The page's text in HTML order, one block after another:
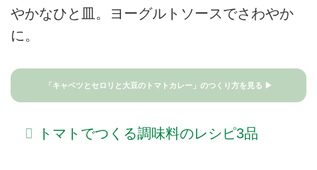
やかなひと皿。ヨーグルトソースでさわやか
に。
「キャベツとセロリと大豆のトマトカレー」のつくり方を見る ▶
トマトでつくる調味料のレシピ3品